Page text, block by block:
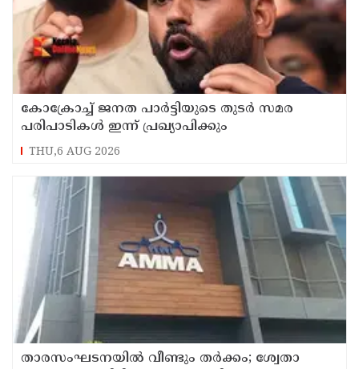
കോക്രോച്ച് ജനത പാര്‍ട്ടിയുടെ തുടര്‍ സമര
പരിപാടികള്‍ ഇന്ന് പ്രഖ്യാപിക്കും
THU,6 AUG 2026
താരസംഘടനയില്‍ വീണ്ടും തര്‍ക്കം; ശ്വേതാ